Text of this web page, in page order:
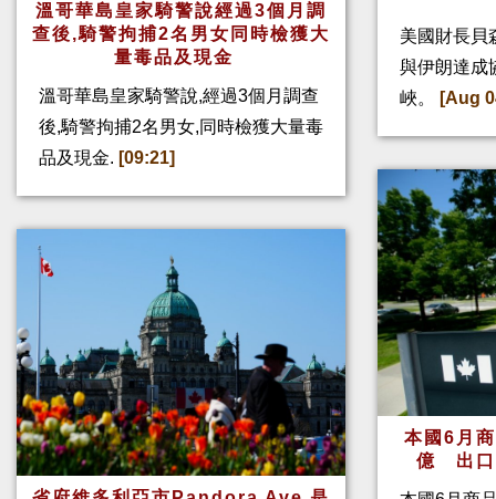
溫哥華島皇家騎警說經過3個月調
查後,騎警拘捕2名男女同時檢獲大
量毒品及現金
溫哥華島皇家騎警說,經過3個月調查
後,騎警拘捕2名男女,同時檢獲大量毒
品及現金. [09:21]
美國財長貝
與伊朗達成
峽。
[Aug
本國6月
億 出口